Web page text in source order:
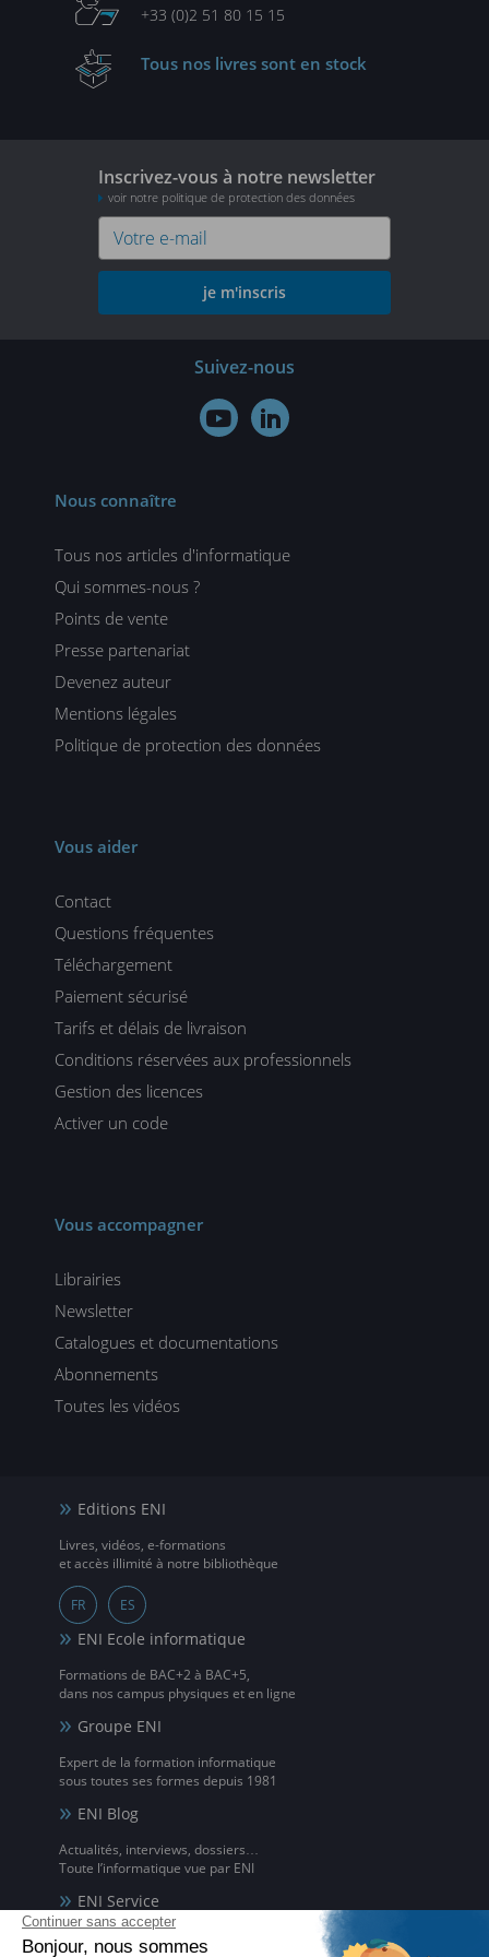
+33 (0)2 51 80 15 15
Tous nos livres sont en stock
Inscrivez-vous à notre newsletter
voir notre politique de protection des données
je m'inscris
Suivez-nous
 
Nous connaître
Tous nos articles d'informatique
Qui sommes-nous ?
Points de vente
Presse partenariat
Devenez auteur
Mentions légales
Politique de protection des données
Vous aider
Contact
Questions fréquentes
Téléchargement
Paiement sécurisé
Tarifs et délais de livraison
Conditions réservées aux professionnels
Gestion des licences
Activer un code
Vous accompagner
Librairies
Newsletter
Catalogues et documentations
Abonnements
Toutes les vidéos
Editions ENI
Livres, vidéos, e-formations
et accès illimité à notre bibliothèque
FR ES
ENI Ecole informatique
Formations de BAC+2 à BAC+5,
dans nos campus physiques et en ligne
Groupe ENI
Expert de la formation informatique
sous toutes ses formes depuis 1981
ENI Blog
Actualités, interviews, dossiers…
Toute l’informatique vue par ENI
ENI Service
Formations avec formateur à l'informatique,